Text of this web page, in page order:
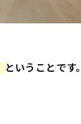
ということです。